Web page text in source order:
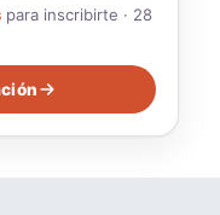
para inscribirte · 28